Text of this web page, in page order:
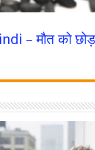
– मौत को छोड़